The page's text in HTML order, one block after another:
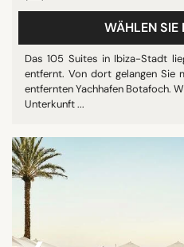
WÄHLEN SIE
Das 105 Suites in Ibiza-Stadt
entfernt. Von dort gelangen
entfernten Yachhafen Botafoch.
Unterkunft ...